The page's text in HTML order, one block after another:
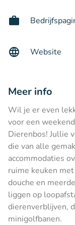
Website
Meer info
Wil je er even
voor een
Dierenbos! Jullie
die van alle
accommodaties
ruime keuken
douche en
liggen op
dierenverblijven,
minigolfbanen.